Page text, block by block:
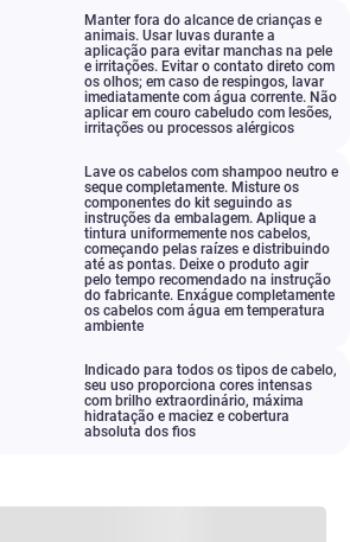
Manter fora do alcance de crianças e
animais. Usar luvas durante a
aplicação para evitar manchas na pele
e irritações. Evitar o contato direto com
os olhos; em caso de respingos, lavar
imediatamente com água corrente. Não
aplicar em couro cabeludo com lesões,
irritações ou processos alérgicos
Lave os cabelos com shampoo neutro e
seque completamente. Misture os
componentes do kit seguindo as
instruções da embalagem. Aplique a
tintura uniformemente nos cabelos,
começando pelas raízes e distribuindo
até as pontas. Deixe o produto agir
pelo tempo recomendado na instrução
do fabricante. Enxágue completamente
os cabelos com água em temperatura
ambiente
Indicado para todos os tipos de cabelo,
seu uso proporciona cores intensas
com brilho extraordinário, máxima
hidratação e maciez e cobertura
absoluta dos fios